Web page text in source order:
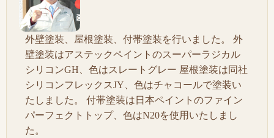
外壁塗装、屋根塗装、付帯塗装を行いました。 外
壁塗装はアステックペイントのスーパーラジカル
シリコンGH、色はスレートグレー 屋根塗装は同社
シリコンフレックスJY、色はチャコールで塗装い
たしました。 付帯塗装は日本ペイントのファイン
パーフェクトトップ、色はN20を使用いたしまし
た。